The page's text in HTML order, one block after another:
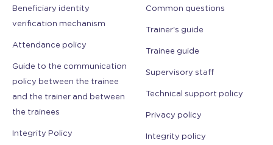
Beneficiary identity
verification mechanism
Attendance policy
Guide to the communication
policy between the trainee
and the trainer and between
the trainees
Integrity Policy
Common questions
Trainer's guide
Trainee guide
Supervisory staff
Technical support policy
Privacy policy
Integrity policy